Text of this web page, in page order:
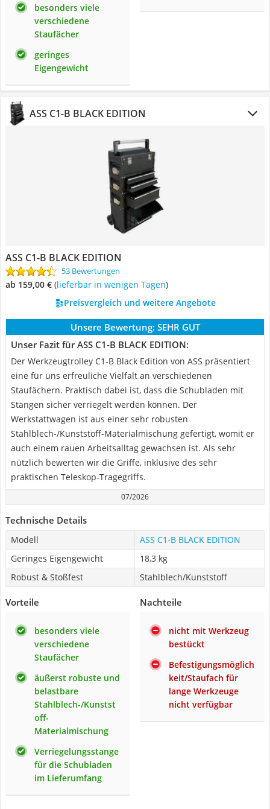
besonders viele
verschiedene
Staufächer
geringes
Eigengewicht
ASS C1-B BLACK EDITION
ASS C1-B BLACK EDITION
53 Bewertungen
ab 159,00 € ( Lieferbar in wenigen Tagen)
Preisvergleich und weitere Angebote
Unsere Bewertung: SEHR GUT
Unser Fazit für ASS C1-B BLACK EDITION:
Der Werkzeugtrolley C1-B Black Edition von ASS präsentiert
eine für uns erfreuliche Vielfalt an verschiedenen
Staufächern. Praktisch dabei ist, dass die Schubladen mit
Stangen sicher verriegelt werden können. Der
Werkstattwagen ist aus einer sehr robusten
Stahlblech-/Kunststoff-Materialmischung gefertigt, womit er
auch einem rauen Arbeitsalltag gewachsen ist. Als sehr
nützlich bewerten wir die Griffe, inklusive des sehr
praktischen Teleskop-Tragegriffs.
07/2026
Technische Details
Modell
ASS C1-B BLACK EDITION
Geringes Eigengewicht
18,3 kg
Robust & Stoßfest
Stahlblech/Kunststoff
Vorteile
besonders viele
verschiedene
Staufächer
äußerst robuste und
belastbare
Stahlblech-/Kunstst
off-
Materialmischung
Verriegelungsstange
für die Schubladen
im Lieferumfang
Nachteile
nicht mit Werkzeug
bestückt
Befestigungsmöglich
keit/Staufach für
lange Werkzeuge
nicht verfügbar